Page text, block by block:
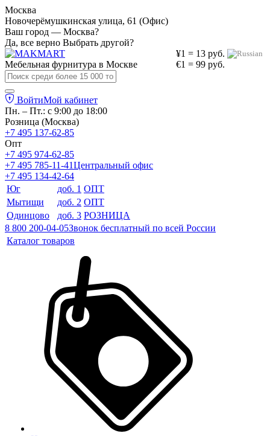
Москва
Новочерёмушкинская улица, 61 (Офис)
Ваш город — Москва?
Да, все верно Выбрать другой?
¥1 = 13 руб.
€1 = 99 руб.
Мебельная фурнитура в Москве
ВойтиМой кабинет
Пн. – Пт.: с 9:00 до 18:00
Розница (Москва)
+7 495 137-62-85
Опт
+7 495 974-62-85
+7 495 785-11-41Центральный офис
+7 495 134-42-64
Юг
доб. 1 ОПТ
Мытищи
доб. 2 ОПТ
Одинцово
доб. 3 РОЗНИЦА
8 800 200-04-05Звонок бесплатный по всей России
Каталог товаров